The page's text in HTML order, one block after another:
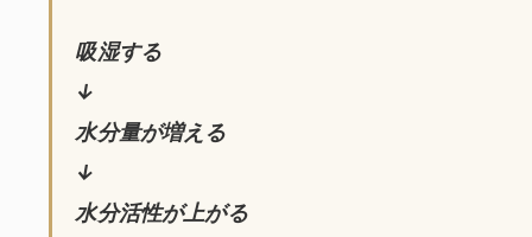
吸湿する
↓
水分量が増える
↓
水分活性が上がる